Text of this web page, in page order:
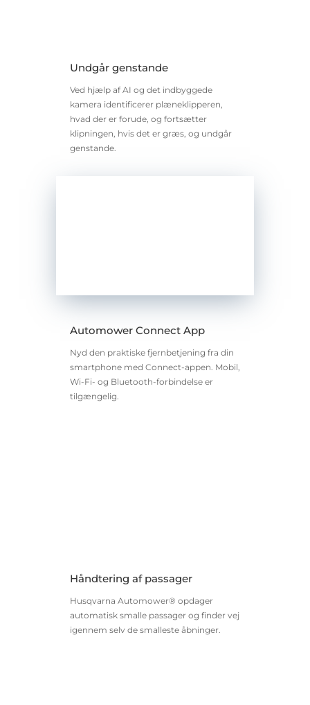
Undgår genstande
Ved hjælp af AI og det indbyggede
kamera identificerer plæneklipperen,
hvad der er forude, og fortsætter
klipningen, hvis det er græs, og undgår
genstande.
Automower Connect App
Nyd den praktiske fjernbetjening fra din
smartphone med Connect-appen. Mobil,
Wi-Fi- og Bluetooth-forbindelse er
tilgængelig.
Håndtering af passager
Husqvarna Automower® opdager
automatisk smalle passager og finder vej
igennem selv de smalleste åbninger.